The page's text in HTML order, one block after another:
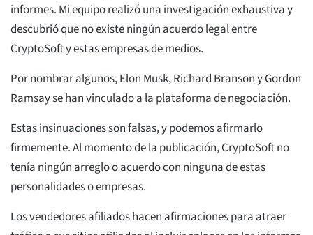
informes. Mi equipo realizó una investigación exhaustiva y
descubrió que no existe ningún acuerdo legal entre
CryptoSoft y estas empresas de medios.
Por nombrar algunos, Elon Musk, Richard Branson y Gordon
Ramsay se han vinculado a la plataforma de negociación.
Estas insinuaciones son falsas, y podemos afirmarlo
firmemente. Al momento de la publicación, CryptoSoft no
tenía ningún arreglo o acuerdo con ninguna de estas
personalidades o empresas.
Los vendedores afiliados hacen afirmaciones para atraer